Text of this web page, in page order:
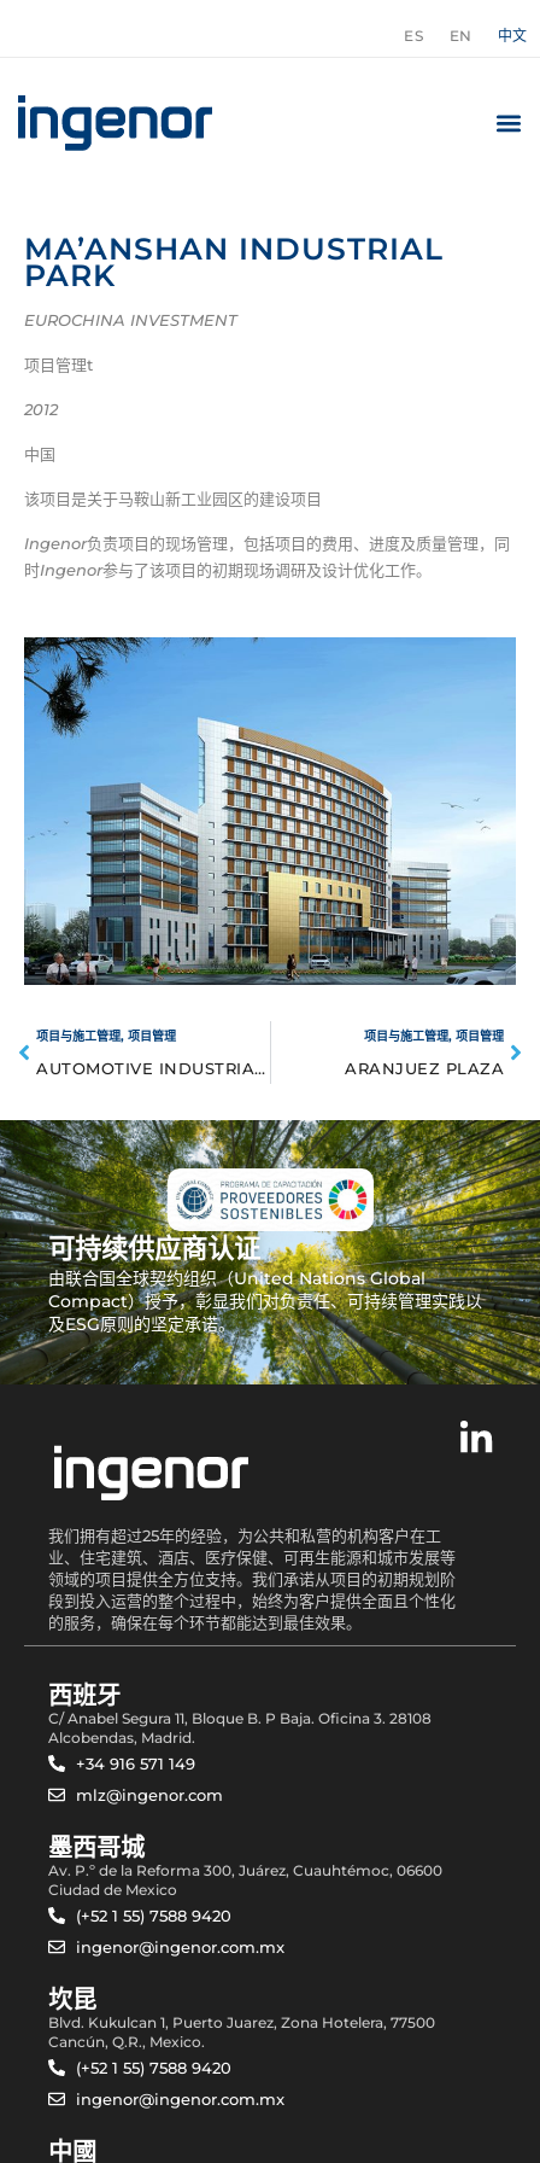
ES EN 中文
MA’ANSHAN INDUSTRIAL
PARK
EUROCHINA INVESTMENT
项目管理t
2012
中国
该项目是关于马鞍山新工业园区的建设项目
Ingenor负责项目的现场管理，包括项目的费用、进度及质量管理，同
时Ingenor参与了该项目的初期现场调研及设计优化工作。
项目与施工管理, 项目管理
AUTOMOTIVE INDUSTRIAL PLANT
项目与施工管理, 项目管理
ARANJUEZ PLAZA
可持续供应商认证
由联合国全球契约组织（United Nations Global
Compact）授予，彰显我们对负责任、可持续管理实践以
及ESG原则的坚定承诺。
我们拥有超过25年的经验，为公共和私营的机构客户在工
业、住宅建筑、酒店、医疗保健、可再生能源和城市发展等
领域的项目提供全方位支持。我们承诺从项目的初期规划阶
段到投入运营的整个过程中，始终为客户提供全面且个性化
的服务，确保在每个环节都能达到最佳效果。
西班牙
C/ Anabel Segura 11, Bloque B. P Baja. Oficina 3. 28108
Alcobendas, Madrid.
+34 916 571 149
mlz@ingenor.com
墨西哥城
Av. P.º de la Reforma 300, Juárez, Cuauhtémoc, 06600
Ciudad de Mexico
(+52 1 55) 7588 9420
ingenor@ingenor.com.mx
坎昆
Blvd. Kukulcan 1, Puerto Juarez, Zona Hotelera, 77500
Cancún, Q.R., Mexico.
(+52 1 55) 7588 9420
ingenor@ingenor.com.mx
中國